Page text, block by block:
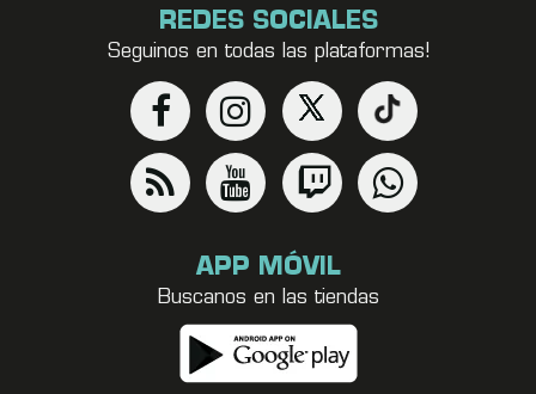
REDES SOCIALES
Seguinos en todas las plataformas!
APP MÓVIL
Buscanos en las tiendas